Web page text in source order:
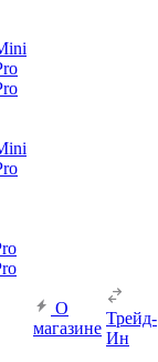
О
магазине
Трейд-
Ин